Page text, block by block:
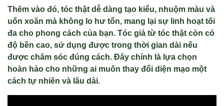
Thêm vào đó, tóc thật dễ dàng tạo kiểu, nhuộm màu và
uốn xoăn mà không lo hư tổn, mang lại sự linh hoạt tối
đa cho phong cách của bạn. Tóc giả từ tóc thật còn có
độ bền cao, sử dụng được trong thời gian dài nếu
được chăm sóc đúng cách. Đây chính là lựa chọn
hoàn hảo cho những ai muốn thay đổi diện mạo một
cách tự nhiên và lâu dài.